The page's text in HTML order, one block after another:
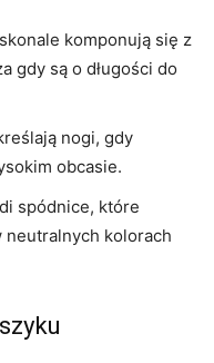
komponują się z
gdy są o długości do
nogi, gdy
obcasie.
spódnice, które
neutralnych kolorach